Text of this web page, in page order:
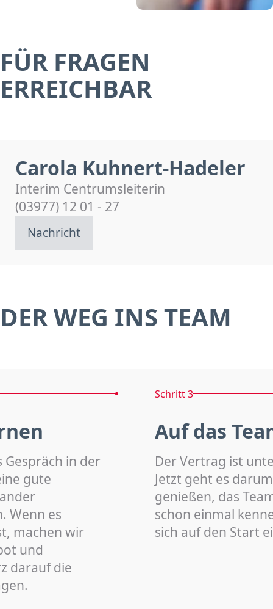
FÜR FRAGEN
ERREICHBAR
Carola Kuhnert-Hadeler
Interim Centrumsleiterin
(03977) 12 01 - 27
Nachricht
DER WEG INS TEAM
Gespräch in der
gute
Wenn es
machen wir
und
darauf die
Schritt 3
Auf das
Der Vertrag ist
Jetzt geht es
genießen, das
schon einmal
sich auf den Start